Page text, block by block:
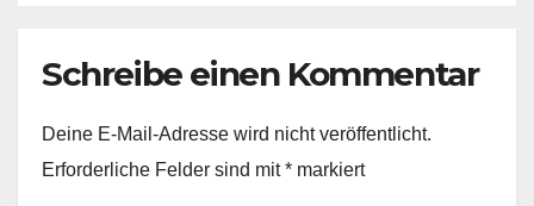
Schreibe einen Kommentar
Deine E-Mail-Adresse wird nicht veröffentlicht.
Erforderliche Felder sind mit* markiert